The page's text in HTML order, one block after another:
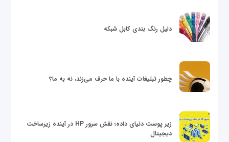
دلیل رنگ بندی کابل شبکه
چطور تبلیغات آینده با ما حرف می‌زند، نه به ما؟
زیر پوست دنیای داده؛ نقش سرور HP در آینده زیرساخت
دیجیتال